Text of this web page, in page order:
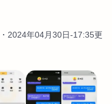
2024年04月30日-17:35更